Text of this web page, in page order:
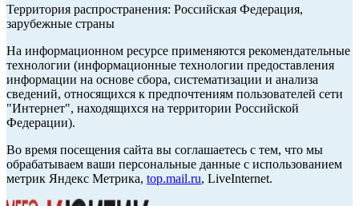
Территория распространения: Российская Федерация,
зарубежные страны
На информационном ресурсе применяются рекомендательные
технологии (информационные технологии предоставления
информации на основе сбора, систематизации и анализа
сведений, относящихся к предпочтениям пользователей сети
"Интернет", находящихся на территории Российской
Федерации).
Во время посещения сайта вы соглашаетесь с тем, что мы
обрабатываем ваши персональные данные с использованием
метрик Яндекс Метрика, top.mail.ru, LiveInternet.